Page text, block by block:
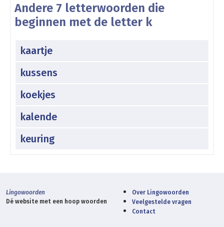
Andere 7 letterwoorden die
beginnen met de letter k
kaartje
kussens
koekjes
kalende
keuring
Lingowoorden
Dé website met een hoop woorden
Over Lingowoorden
Veelgestelde vragen
Contact